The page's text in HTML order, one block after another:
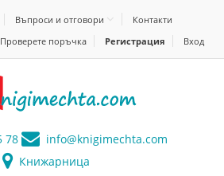
Въпроси и отговори
Контакти
Проверете поръчка Регистрация Вход
78 info@knigimechta.com
Книжарница